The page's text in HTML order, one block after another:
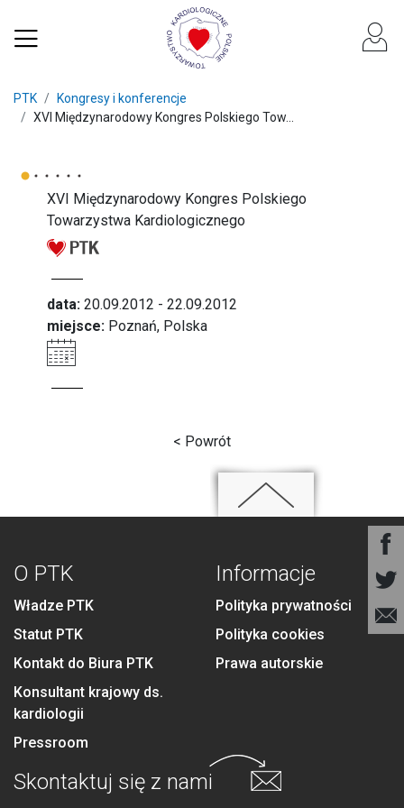
PTK
Kongresy i konferencje
XVI Międzynarodowy Kongres Polskiego Tow...
XVI Międzynarodowy Kongres Polskiego
Towarzystwa Kardiologicznego
data: 20.09.2012 - 22.09.2012
miejsce: Poznań, Polska
< Powrót
O PTK
Władze PTK
Statut PTK
Kontakt do Biura PTK
Konsultant krajowy ds.
kardiologii
Pressroom
Informacje
Polityka prywatności
Polityka cookies
Prawa autorskie
Skontaktuj się z nami